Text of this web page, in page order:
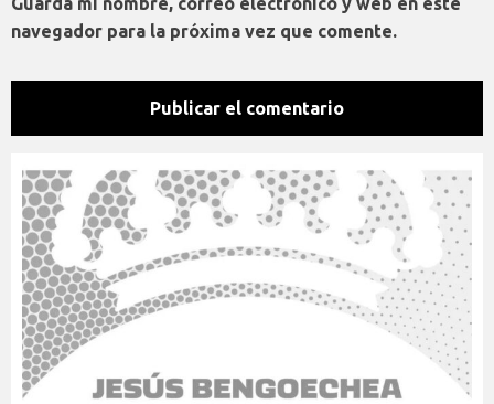
navegador para la próxima vez que comente.